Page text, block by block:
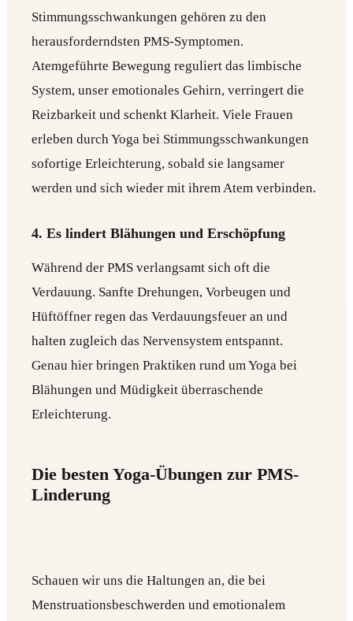
Stimmungsschwankungen gehören zu den
herausforderndsten PMS-Symptomen.
Atemgeführte Bewegung reguliert das limbische
System, unser emotionales Gehirn, verringert die
Reizbarkeit und schenkt Klarheit. Viele Frauen
erleben durch Yoga bei Stimmungsschwankungen
sofortige Erleichterung, sobald sie langsamer
werden und sich wieder mit ihrem Atem verbinden.
4. Es lindert Blähungen und Erschöpfung
Während der PMS verlangsamt sich oft die
Verdauung. Sanfte Drehungen, Vorbeugen und
Hüftöffner regen das Verdauungsfeuer an und
halten zugleich das Nervensystem entspannt.
Genau hier bringen Praktiken rund um Yoga bei
Blähungen und Müdigkeit überraschende
Erleichterung.
Die besten Yoga-Übungen zur PMS-
Linderung
Schauen wir uns die Haltungen an, die bei
Menstruationsbeschwerden und emotionalem